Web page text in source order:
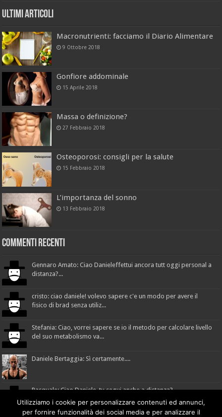
Ultimi Articoli
Macronutrienti: facciamo il Diario Alimentare
9 Ottobre 2018
Gonfiore addominale
15 Aprile 2018
Massa o definizione?
27 Febbraio 2018
Osteoporosi: consigli per la salute
15 Febbraio 2018
L’importanza del sonno
13 Febbraio 2018
Commenti recenti
Gennaro Amato: Ciao Danieleffettui ancora tutt oggi personal a
distanza?...
cristo: ciao daniele! volevo sapere c'e un modo per avere il
fisico di brad senza utiliz...
Stefania: Ciao, vorrei sapere se io il metodo per calcolare livello
del suo metabolismo va...
Daniele Bertaggia: Sì certamente....
Pasquale: Ciao Daniele, tu segui anche a distanza?...
Utilizziamo i cookie per personalizzare contenuti ed annunci,
per fornire funzionalità dei social media e per analizzare il